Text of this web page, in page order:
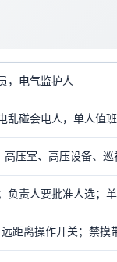
，电气监护人
乱碰会电人，单人值
高压室、高压设备、巡
负责人要批准人选；
距离操作开关；禁